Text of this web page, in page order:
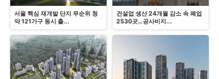
서울 핵심 재개발 단지 무순위 청
약 121가구 동시 출...
건설업 생산 24개월 감소 속 폐업
2530곳…공사비지...